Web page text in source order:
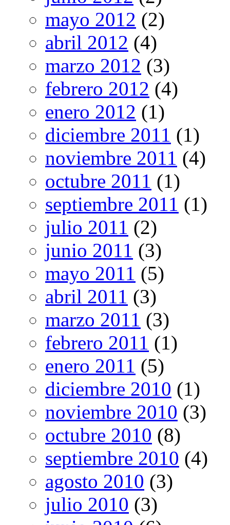
mayo 2012 (2)
abril 2012 (4)
marzo 2012 (3)
febrero 2012 (4)
enero 2012 (1)
diciembre 2011 (1)
noviembre 2011 (4)
octubre 2011 (1)
septiembre 2011 (1)
julio 2011 (2)
junio 2011 (3)
mayo 2011 (5)
abril 2011 (3)
marzo 2011 (3)
febrero 2011 (1)
enero 2011 (5)
diciembre 2010 (1)
noviembre 2010 (3)
octubre 2010 (8)
septiembre 2010 (4)
agosto 2010 (3)
julio 2010 (3)